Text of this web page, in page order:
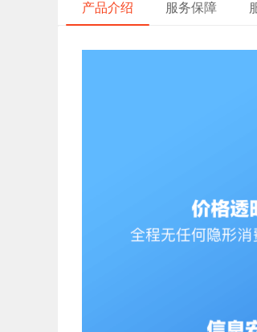
产品介绍 服务保障